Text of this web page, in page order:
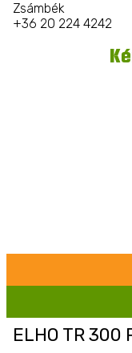
Zsámbék
+36 20 224 4242
ELHO TR 300